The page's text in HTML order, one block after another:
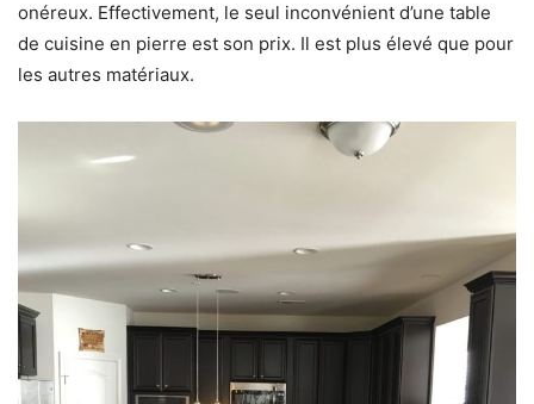
onéreux. Effectivement, le seul inconvénient d’une table
de cuisine en pierre est son prix. Il est plus élevé que pour
les autres matériaux.